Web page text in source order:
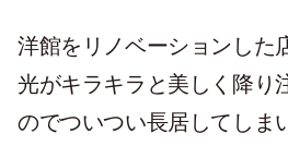
洋館をリノベーションした
光がキラキラと美しく降り
のでついつい長居してしま